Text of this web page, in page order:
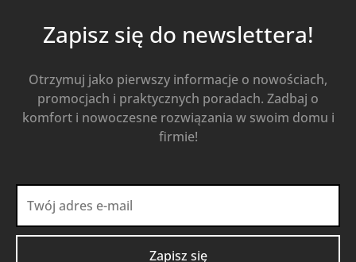
Zapisz się do newslettera!
Otrzymuj jako pierwszy informacje o nowościach,
promocjach i praktycznych poradach. Zadbaj o
komfort i nowoczesne rozwiązania w swoim domu i
firmie!